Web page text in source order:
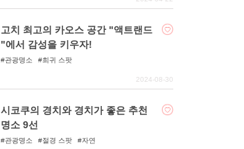
고치 최고의 카오스 공간 "액트랜드
"에서 감성을 키우자!
관광명소 희귀 스팟
2024-08-30
시코쿠의 경치와 경치가 좋은 추천
명소 9선
관광명소 절경 스팟 자연